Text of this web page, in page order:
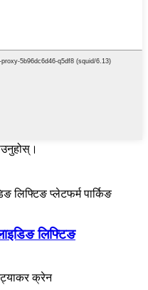
लिफ्टिङ